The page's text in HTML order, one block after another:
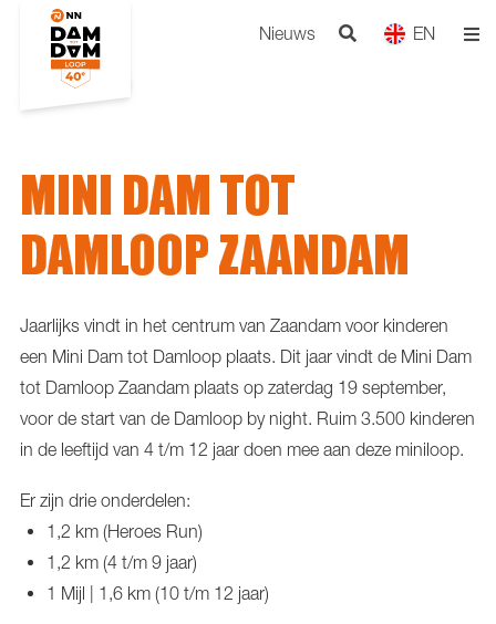
Nieuws EN
MINI DAM TOT
DAMLOOP ZAANDAM
Jaarlijks vindt in het centrum van Zaandam voor kinderen
een Mini Dam tot Damloop plaats. Dit jaar vindt de Mini Dam
tot Damloop Zaandam plaats op zaterdag 19 september,
voor de start van de Damloop by night. Ruim 3.500 kinderen
in de leeftijd van 4 t/m 12 jaar doen mee aan deze miniloop.
Er zijn drie onderdelen:
1,2 km (Heroes Run)
1,2 km (4 t/m 9 jaar)
1 Mijl | 1,6 km (10 t/m 12 jaar)